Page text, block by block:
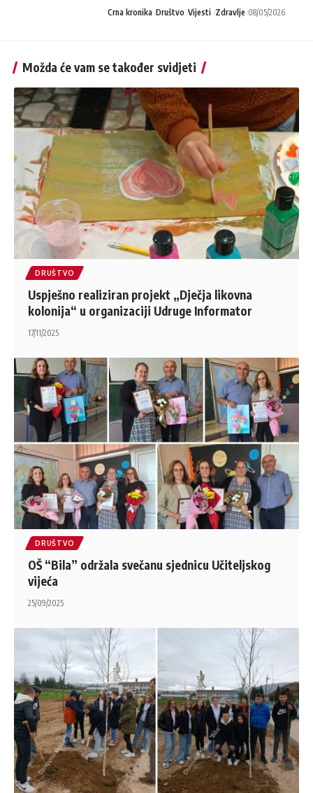
Crna kronika Društvo Vijesti Zdravlje 08/05/2026
Možda će vam se također svidjeti
DRUŠTVO
Uspješno realiziran projekt „Dječja likovna
kolonija“ u organizaciji Udruge Informator
17/11/2025
DRUŠTVO
OŠ “Bila” održala svečanu sjednicu Učiteljskog
vijeća
25/09/2025